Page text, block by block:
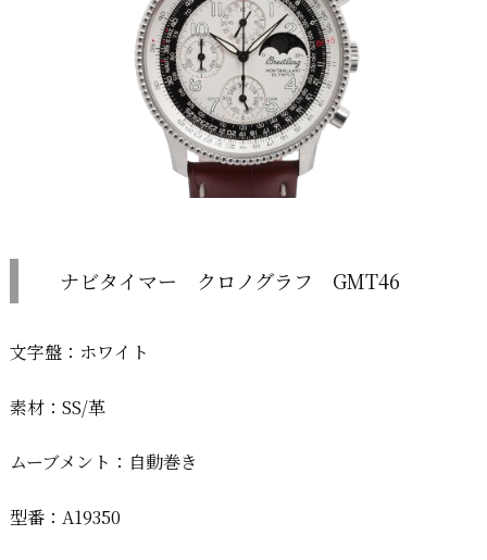
ナビタイマー クロノグラフ GMT46
文字盤：ホワイト
素材：SS/革
ムーブメント：自動巻き
型番：A19350